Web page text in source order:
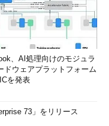
、AI処理向けのモジュラ
ドウェアプラットフォーム
を発表
73」をリリース